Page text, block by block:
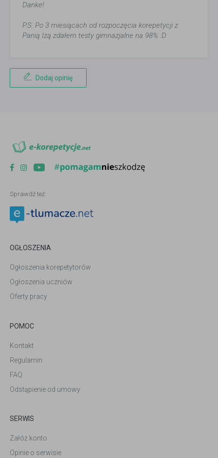
Danke!
P.S. Po 3 miesiącach od rozpoczęcia korepetycji z
Panią Izą zdałem testy gimnazjalne na 98% :D
Dodaj opinię
Sprawdź też:
OGŁOSZENIA
Ogłoszenia korepetytorów
Ogłoszenia uczniów
Oferty pracy
POMOC
Kontakt
Regulamin
FAQ
Odstąpienie od umowy
SERWIS
Załóż konto
Opinie o serwisie